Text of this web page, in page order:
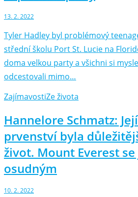
13. 2. 2022
Tyler Hadley byl problémový
střední školu Port St. Lucie na
doma velkou party a všichni si
odcestovali mimo…
ZajímavostiZe života
Hannelore Schmatz:
prvenství byla
život. Mount Everest
osudným
10. 2. 2022